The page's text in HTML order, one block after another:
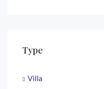
Type
Villa